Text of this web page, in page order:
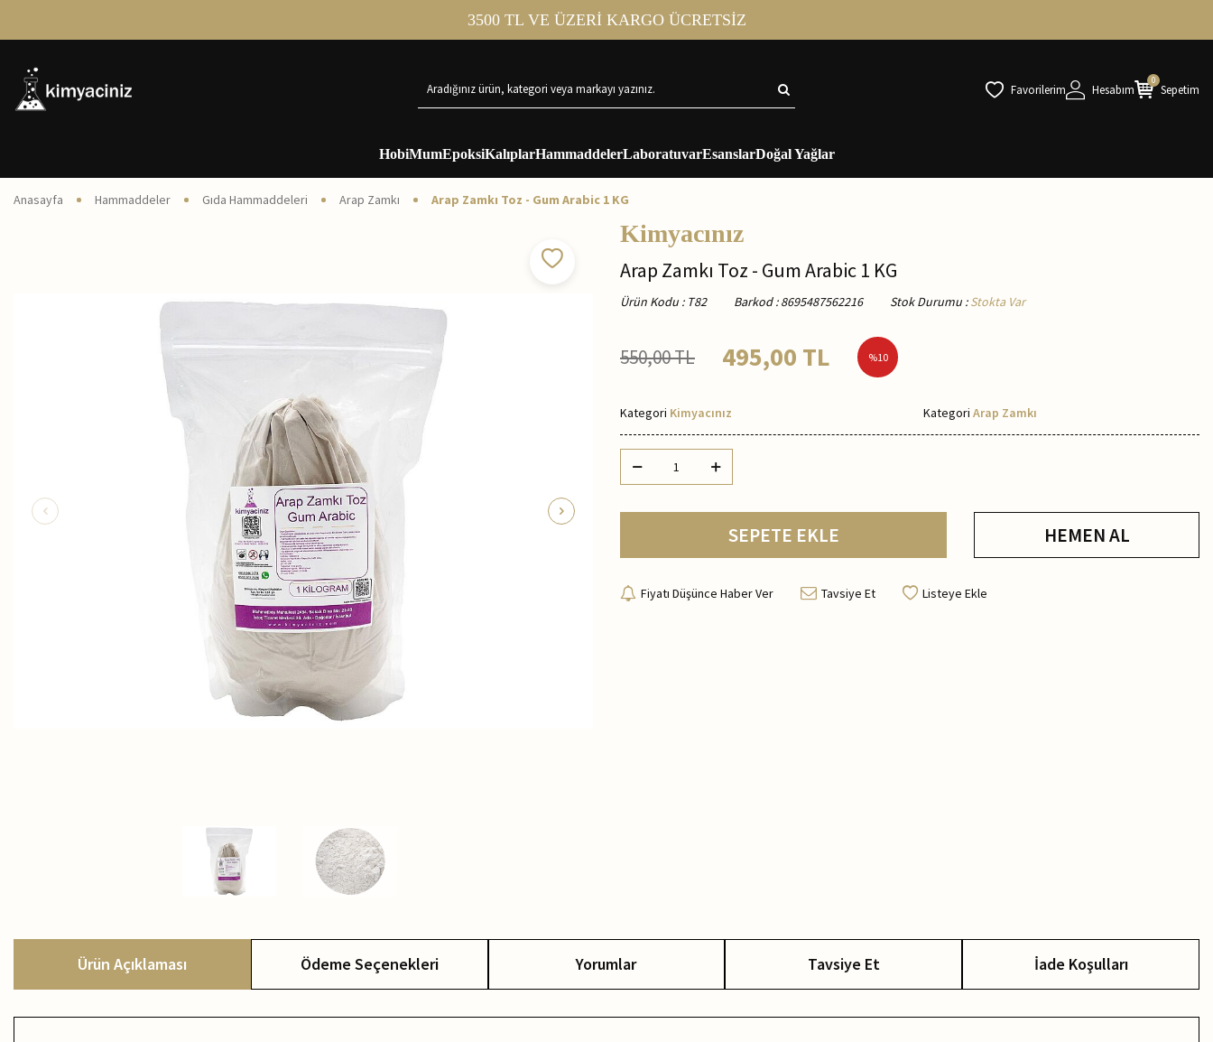
3500 TL VE ÜZERİ KARGO ÜCRETSİZ
Favorilerim Hesabım
0
Sepetim
HobiMumEpoksiKalıplarHammaddelerLaboratuvarEsanslarDoğal Yağlar
Anasayfa Hammaddeler Gıda Hammaddeleri Arap Zamkı Arap Zamkı Toz - Gum Arabic 1 KG
Kimyacınız
Arap Zamkı Toz - Gum Arabic 1 KG
Ürün Kodu : T82 Barkod : 8695487562216 Stok Durumu : Stokta Var
550,00TL 495,00 TL %10
Kategori Kimyacınız Kategori Arap Zamkı
SEPETE EKLE HEMEN AL
Fiyatı Düşünce Haber Ver Tavsiye Et Listeye Ekle
Ürün Açıklaması Ödeme Seçenekleri Yorumlar Tavsiye Et İade Koşulları